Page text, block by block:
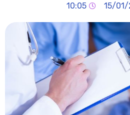
15/
10:05